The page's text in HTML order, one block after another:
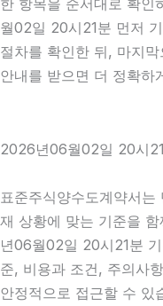
한 항목을 순서대로 확
월02일 20시21분 먼저
절차를 확인한 뒤, 마지
안내를 받으면 더 정확하
2026년06월02일 20시
표준주식양수도계약서
재 상황에 맞는 기준을
년06월02일 20시21분
준, 비용과 조건, 주의사
안정적으로 접근할 수 있